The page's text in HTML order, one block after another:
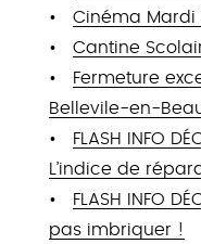
Cinéma Mardi
Cantine
Fermeture
Bellevile-en-
FLASH INFO
L’indice de
FLASH INFO
pas imbriquer !